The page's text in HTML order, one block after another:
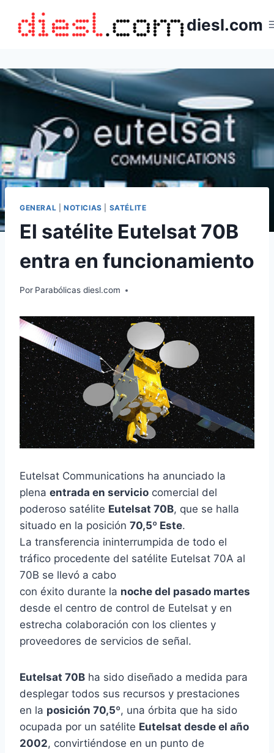
contenido
diesl.com
GENERAL NOTICIAS SATÉLITE
El satélite Eutelsat 70B
entra en funcionamiento
Por Parabólicas diesl.com
Eutelsat Communications ha anunciado la
plena entrada en servicio comercial del
poderoso satélite Eutelsat 70B, que se halla
situado en la posición 70,5º Este.
La transferencia ininterrumpida de todo el
tráfico procedente del satélite Eutelsat 70A al
70B se llevó a cabo
con éxito durante la noche del pasado martes
desde el centro de control de Eutelsat y en
estrecha colaboración con los clientes y
proveedores de servicios de señal.
Eutelsat 70B ha sido diseñado a medida para
desplegar todos sus recursos y prestaciones
en la posición 70,5º, una órbita que ha sido
ocupada por un satélite Eutelsat desde el año
2002, convirtiéndose en un punto de